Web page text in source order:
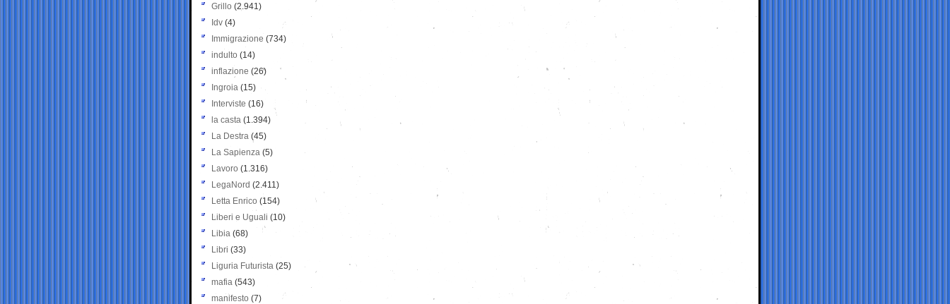
Grillo (2.941)
Idv (4)
Immigrazione (734)
indulto (14)
inflazione (26)
Ingroia (15)
Interviste (16)
la casta (1.394)
La Destra (45)
La Sapienza (5)
Lavoro (1.316)
LegaNord (2.411)
Letta Enrico (154)
Liberi e Uguali (10)
Libia (68)
Libri (33)
Liguria Futurista (25)
mafia (543)
manifesto (7)